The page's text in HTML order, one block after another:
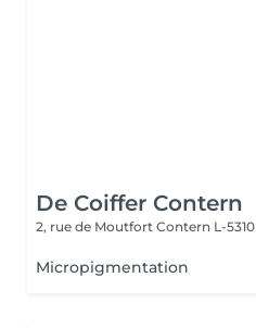
De Coiffer Contern
2, rue de Moutfort Contern L-5310
Micropigmentation